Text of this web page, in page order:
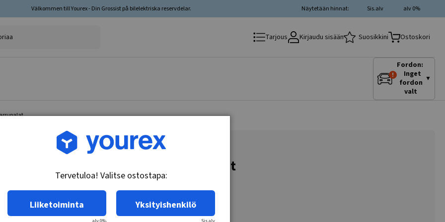
Välkommen till Yourex - Din Grossist på bilelektriska reservdelar. alv 0%
Sis.alv
Näytetään hinnat:
Tarjous Kirjaudu sisään Suosikkini Ostoskori
Fordon:
Inget
fordon
valt
▼
Tuotenro.: 35-205-6011
Lisävarustesarja Jarrupalat
Tervetuloa! Valitse ostostapa:
Liiketoiminta Yksityishenkilö